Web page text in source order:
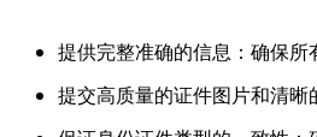
提供完整准确的信息：确保所
提交高质量的证件图片和清晰